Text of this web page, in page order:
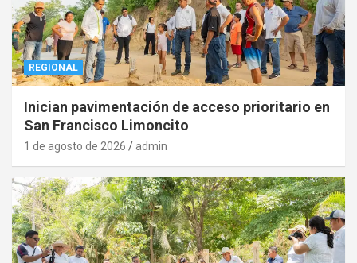
REGIONAL
Inician pavimentación de acceso prioritario en
San Francisco Limoncito
1 de agosto de 2026 admin